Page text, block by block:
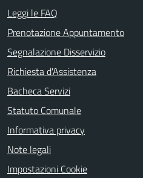
Leggi le FAQ
Prenotazione Appuntamento
Segnalazione Disservizio
Richiesta d'Assistenza
Bacheca Servizi
Statuto Comunale
Informativa privacy
Note legali
Impostazioni Cookie